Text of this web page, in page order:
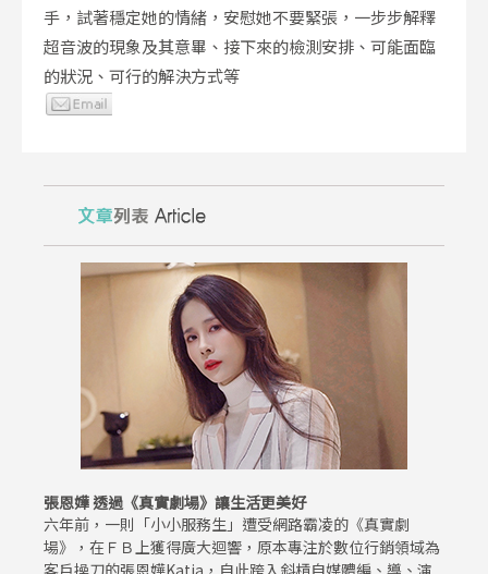
手，試著穩定她的情緒，安慰她不要緊張，一步步解釋
超音波的現象及其意畢、接下來的檢測安排、可能面臨
的狀況、可行的解決方式等
張恩嬅 透過《真實劇場》讓生活更美好
六年前，一則「小小服務生」遭受網路霸凌的《真實劇
場》，在ＦＢ上獲得廣大迴響，原本專注於數位行銷領域為
客戶操刀的張恩嬅Katia，自此跨入斜槓自媒體編、導、演